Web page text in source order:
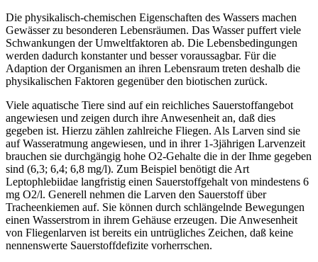
Die physikalisch-chemischen Eigenschaften des Wassers machen
Gewässer zu besonderen Lebensräumen. Das Wasser puffert viele
Schwankungen der Umweltfaktoren ab. Die Lebensbedingungen
werden dadurch konstanter und besser voraussagbar. Für die
Adaption der Organismen an ihren Lebensraum treten deshalb die
physikalischen Faktoren gegenüber den biotischen zurück.
Viele aquatische Tiere sind auf ein reichliches Sauerstoffangebot
angewiesen und zeigen durch ihre Anwesenheit an, daß dies
gegeben ist. Hierzu zählen zahlreiche Fliegen. Als Larven sind sie
auf Wasseratmung angewiesen, und in ihrer 1-3jährigen Larvenzeit
brauchen sie durchgängig hohe O2-Gehalte die in der Ihme gegeben
sind (6,3; 6,4; 6,8 mg/l). Zum Beispiel benötigt die Art
Leptophlebiidae langfristig einen Sauerstoffgehalt von mindestens 6
mg O2/l. Generell nehmen die Larven den Sauerstoff über
Tracheenkiemen auf. Sie können durch schlängelnde Bewegungen
einen Wasserstrom in ihrem Gehäuse erzeugen. Die Anwesenheit
von Fliegenlarven ist bereits ein untrügliches Zeichen, daß keine
nennenswerte Sauerstoffdefizite vorherrschen.